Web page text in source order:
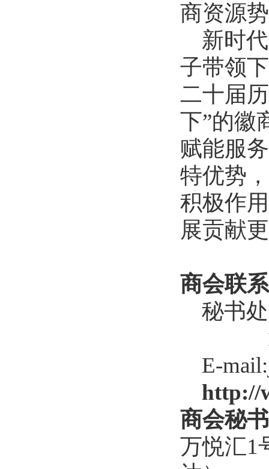
商资源
新时
子带领
二十届
下”的徽
赋能服
特优势
积极作
展贡献
商会联
秘书
E-
http://
商会秘
万悦汇1